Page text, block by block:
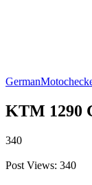
German
KTM 1290
340
Post Views: 340